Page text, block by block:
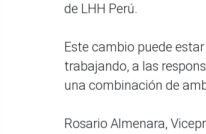
de LHH Perú.
Este cambio puede
trabajando, a las
una combinación de
Rosario Almenara,